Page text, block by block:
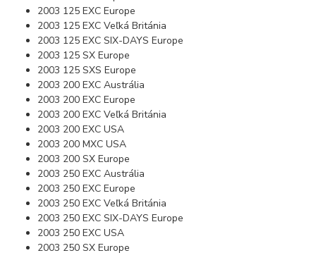
2003 125 EXC Europe
2003 125 EXC Veľká Británia
2003 125 EXC SIX-DAYS Europe
2003 125 SX Europe
2003 125 SXS Europe
2003 200 EXC Austrália
2003 200 EXC Europe
2003 200 EXC Veľká Británia
2003 200 EXC USA
2003 200 MXC USA
2003 200 SX Europe
2003 250 EXC Austrália
2003 250 EXC Europe
2003 250 EXC Veľká Británia
2003 250 EXC SIX-DAYS Europe
2003 250 EXC USA
2003 250 SX Europe